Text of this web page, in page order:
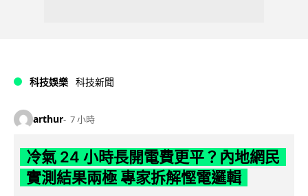
科技娛樂 科技新聞
arthur 7 小時
冷氣 24 小時長開電費更平？內地網民
實測結果兩極 專家拆解慳電邏輯